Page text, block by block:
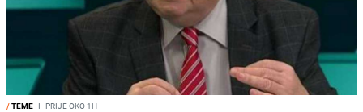
/TEME I PRIJE OKO 1H